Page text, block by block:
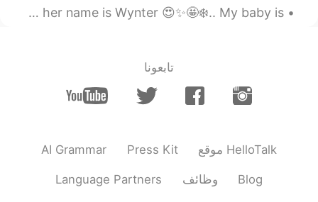
At the end the rainbow 🌈 you’ll see a bowl of sunshine ☀️🌞 her name is Wynter 😍✨🤩❄️.. My baby is ...
تابعونا
AI Grammar Press Kit موقع HelloTalk
Language Partners وظائف Blog